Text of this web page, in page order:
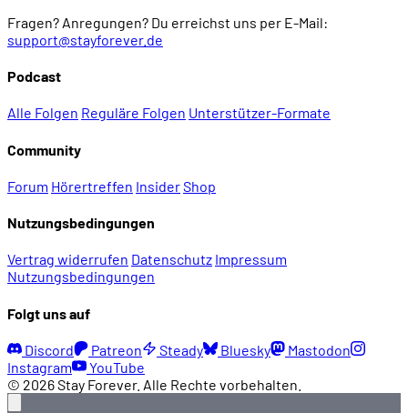
Fragen? Anregungen? Du erreichst uns per E-Mail:
support@stayforever.de
Podcast
Alle Folgen Reguläre Folgen Unterstützer-Formate
Community
Forum Hörertreffen InsiderShop
Nutzungsbedingungen
Vertrag widerrufen Datenschutz Impressum
Nutzungsbedingungen
Folgt uns auf
Discord Patreon Steady Bluesky
Mastodon
Instagram
YouTube
© 2026 Stay Forever. Alle Rechte vorbehalten.